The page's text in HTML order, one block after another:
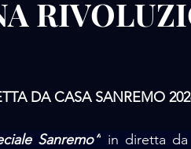
AMORE / LUXURY
DA CASA SANREMO
Sanremo” in diretta da